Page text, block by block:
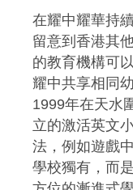
在耀中耀華持
留意到香港其
的教育機構可
耀中共享相同
1999年在天水
立的激活英文
法，例如遊戲
學校獨有，而